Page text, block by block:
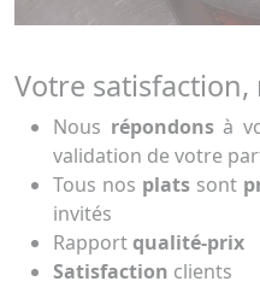
Votre
Nous répondons à
validation de votre
Tous nos plats sont
invités
Rapportqualité-prix
Satisfaction clients